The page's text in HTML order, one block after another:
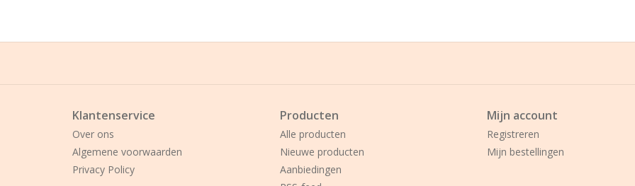
Klantenservice
Over ons
Algemene voorwaarden
Privacy Policy
Producten
Alle producten
Nieuwe producten
Aanbiedingen
Mijn account
Registreren
Mijn bestellingen